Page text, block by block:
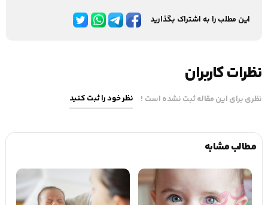
این مطلب را به اشتراک بگذارید
نظرات کاربران
نظری برای این مقاله ثبت نشده است ! نظر خود را ثبت کنید
مطالب مشابه